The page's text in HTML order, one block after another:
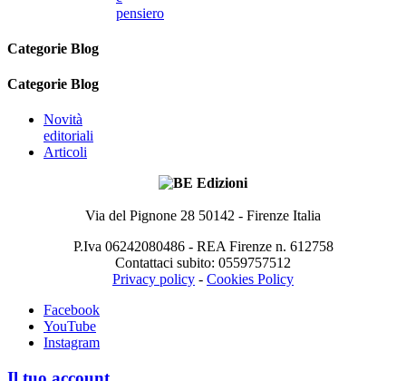
pensiero
Categorie Blog
Categorie Blog
Novità
editoriali
Articoli
Via del Pignone 28 50142 - Firenze Italia
P.Iva 06242080486 - REA Firenze n. 612758
Contattaci subito: 0559757512
Privacy policy - Cookies Policy
Facebook
YouTube
Instagram